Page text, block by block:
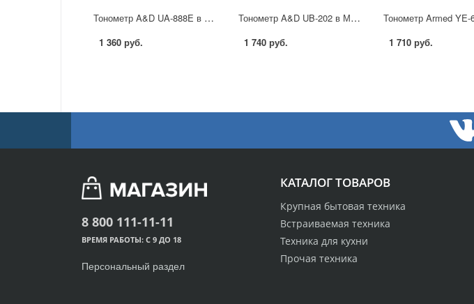
Тонометр A&D UA-888E в Москве
1 360 руб.
Тонометр A&D UB-202 в Москве
1 740 руб. 1 710 руб.
КАТАЛОГ ТОВАРОВ
Крупная бытовая техника
Встраиваемая техника
Техника для кухни
Прочая техника
8 800 111-11-11
ВРЕМЯ РАБОТЫ: С 9 ДО 18
Персональный раздел